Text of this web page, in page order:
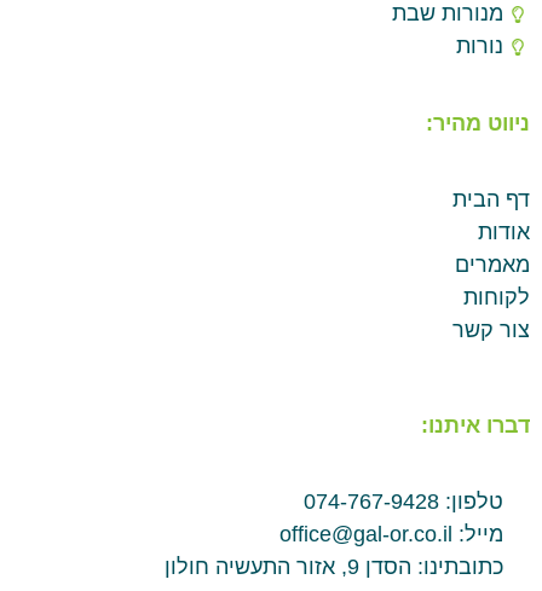
מנורות שבת
נורות
ניווט מהיר:
דף הבית
אודות
מאמרים
לקוחות
צור קשר
דברו איתנו:
טלפון: 074-767-9428
מייל: office@gal-or.co.il
כתובתינו: הסדן 9, אזור התעשיה חולון